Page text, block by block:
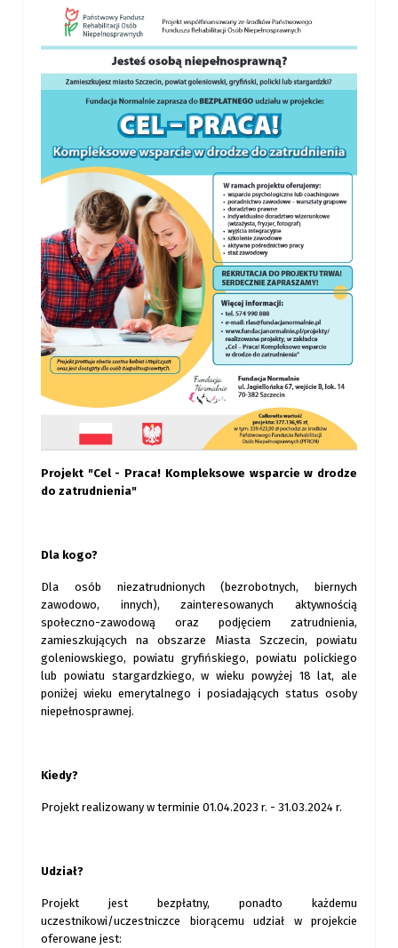
Projekt "Cel - Praca! Kompleksowe wsparcie w drodze
do zatrudnienia"
Dla kogo?
Dla osób niezatrudnionych (bezrobotnych, biernych
zawodowo, innych), zainteresowanych aktywnością
społeczno-zawodową oraz podjęciem zatrudnienia,
zamieszkujących na obszarze Miasta Szczecin, powiatu
goleniowskiego, powiatu gryfińskiego, powiatu polickiego
lub powiatu stargardzkiego, w wieku powyżej 18 lat, ale
poniżej wieku emerytalnego i posiadających status osoby
niepełnosprawnej.
Kiedy?
Projekt realizowany w terminie 01.04.2023 r. - 31.03.2024 r.
Udział?
Projekt jest bezpłatny, ponadto każdemu
uczestnikowi/uczestniczce biorącemu udział w projekcie
oferowane jest: